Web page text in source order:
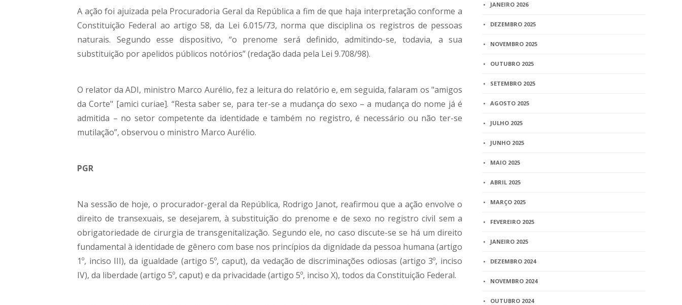
A ação foi ajuizada pela Procuradoria Geral da República a fim de que haja interpretação conforme a
Constituição Federal ao artigo 58, da Lei 6.015/73, norma que disciplina os registros de pessoas
naturais. Segundo esse dispositivo, “o prenome será definido, admitindo-se, todavia, a sua
substituição por apelidos públicos notórios” (redação dada pela Lei 9.708/98).
O relator da ADI, ministro Marco Aurélio, fez a leitura do relatório e, em seguida, falaram os "amigos
da Corte" [amici curiae]. “Resta saber se, para ter-se a mudança do sexo – a mudança do nome já é
admitida – no setor competente da identidade e também no registro, é necessário ou não ter-se
mutilação”, observou o ministro Marco Aurélio.
PGR
Na sessão de hoje, o procurador-geral da República, Rodrigo Janot, reafirmou que a ação envolve o
direito de transexuais, se desejarem, à substituição do prenome e de sexo no registro civil sem a
obrigatoriedade de cirurgia de transgenitalização. Segundo ele, no caso discute-se se há um direito
fundamental à identidade de gênero com base nos princípios da dignidade da pessoa humana (artigo
1º, inciso III), da igualdade (artigo 5º, caput), da vedação de discriminações odiosas (artigo 3º, inciso
IV), da liberdade (artigo 5º, caput) e da privacidade (artigo 5º, inciso X), todos da Constituição Federal.
JANEIRO 2026
DEZEMBRO 2025
NOVEMBRO 2025
OUTUBRO 2025
SETEMBRO 2025
AGOSTO 2025
JULHO 2025
JUNHO 2025
MAIO 2025
ABRIL 2025
MARÇO 2025
FEVEREIRO 2025
JANEIRO 2025
DEZEMBRO 2024
NOVEMBRO 2024
OUTUBRO 2024